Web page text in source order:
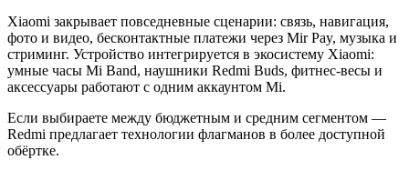
Xiaomi закрывает повседневные сценарии: связь, навигация,
фото и видео, бесконтактные платежи через Mir Pay, музыка и
стриминг. Устройство интегрируется в экосистему Xiaomi:
умные часы Mi Band, наушники Redmi Buds, фитнес-весы и
аксессуары работают с одним аккаунтом Mi.
Если выбираете между бюджетным и средним сегментом —
Redmi предлагает технологии флагманов в более доступной
обёртке.